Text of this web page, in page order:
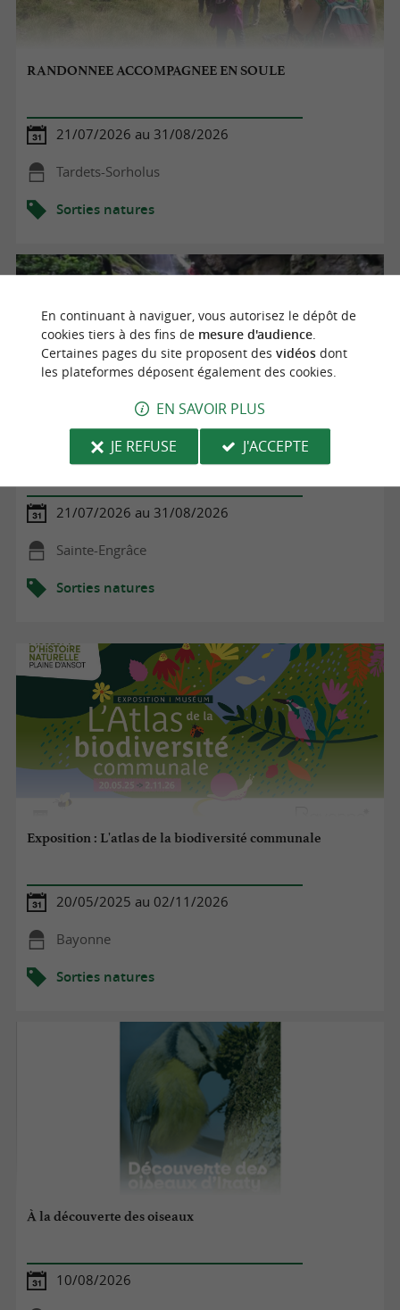
RANDONNEE ACCOMPAGNEE EN SOULE
21/07/2026 au 31/08/2026
Tardets-Sorholus
Sorties natures
CANYONING EN SOULE A LA JOURNEE OU A LA DEMI
JOURNEE
21/07/2026 au 31/08/2026
Sainte-Engrâce
Sorties natures
Exposition : L'atlas de la biodiversité communale
20/05/2025 au 02/11/2026
Bayonne
Sorties natures
À la découverte des oiseaux
10/08/2026
En continuant à naviguer, vous autorisez le dépôt de
cookies tiers à des fins de mesure d'audience.
Certaines pages du site proposent des vidéosdont
les plateformes déposent également des cookies.
EN SAVOIR PLUS
JE REFUSE
J'ACCEPTE